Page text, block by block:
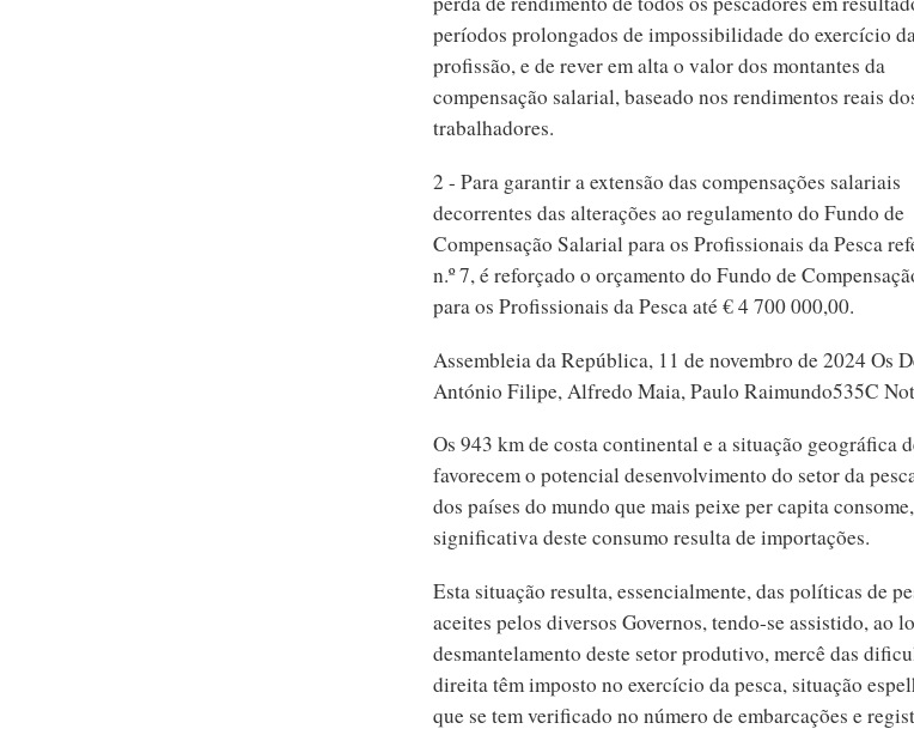
períodos prolongados de impossibilidade do exercício
profissão, e de rever em alta o valor dos montantes da
compensação salarial, baseado nos rendimentos reais
trabalhadores.
2 - Para garantir a extensão das compensações salariais
decorrentes das alterações ao regulamento do Fundo de
Compensação Salarial para os Profissionais da Pesca
n.º 7, é reforçado o orçamento do Fundo de
para os Profissionais da Pesca até € 4 700 000,00.
Assembleia da República, 11 de novembro de 2024 Os
António Filipe, Alfredo Maia, Paulo Raimundo535C
Os 943 km de costa continental e a situação geográfica
favorecem o potencial desenvolvimento do setor da
dos países do mundo que mais peixe per capita
significativa deste consumo resulta de importações.
Esta situação resulta, essencialmente, das políticas de
aceites pelos diversos Governos, tendo-se assistido, ao
desmantelamento deste setor produtivo, mercê das
direita têm imposto no exercício da pesca, situação
que se tem verificado no número de embarcações e